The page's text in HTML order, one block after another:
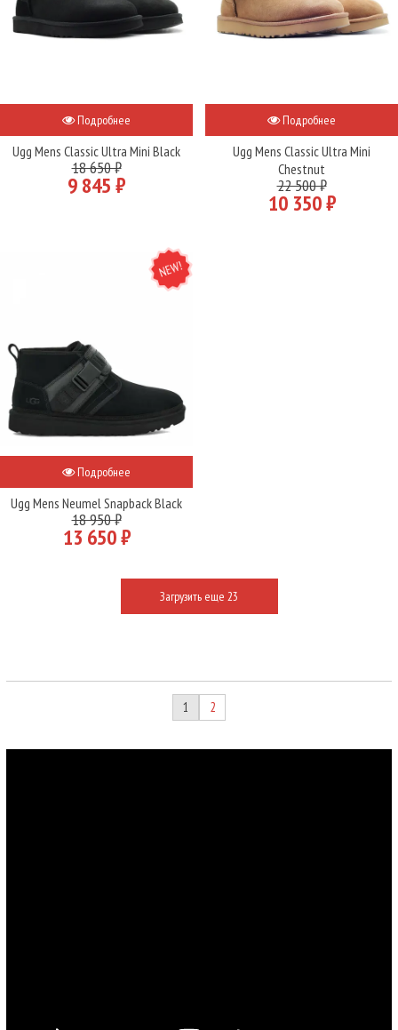
Подробнее
Ugg Mens Classic Ultra Mini Black
18 650 ₽
9 845 ₽
Подробнее
Ugg Mens Classic Ultra Mini
Chestnut
22 500 ₽
10 350 ₽
NEW
Подробнее
Ugg Mens Neumel Snapback Black
18 950 ₽
13 650 ₽
Загрузить еще 23
1 2